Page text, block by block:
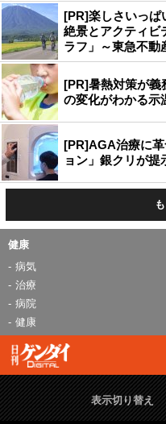
[PR]楽しさいっぱ
絶景とアクティビ
ラフ」～東急不動
[PR]暑熱対策が義
の変化がわかる示
[PR]AGA治療に
ョン」銀クリが
健康
病気
治療
病院
健康
表示切り替え